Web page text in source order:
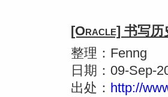
[Oracle] 书写历
整理：Fenng
日期：09-Sep-
出处： http://